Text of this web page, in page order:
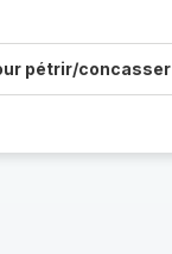
pétrir/concasser